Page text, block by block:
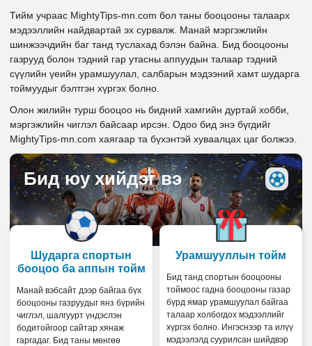
Тийм учраас MightyTips-mn.com бол таны бооцооны талаарх
мэдээллийн найдвартай эх сурвалж. Манай мэргэжлийн
шинжээчдийн баг танд туслахад бэлэн байна. Бид бооцооны
газрууд болон тэдний гар утасны аппуудын талаар тэдний
сүүлийн үеийн урамшуулал, салбарын мэдээний хамт шударга
тоймуудыг бэлтгэн хүргэх болно.
Олон жилийн турш бооцоо нь бидний хамгийн дуртай хобби,
мэргэжлийн чиглэл байсаар ирсэн. Одоо бид энэ бүгдийг
MightyTips-mn.com хаягаар та бүхэнтэй хуваалцах цаг болжээ.
Бид юу хийдэг вэ
Шударга спортын
бооцоо ба аппын тойм
Манай вэбсайт дээр байгаа бүх
бооцооны газруудыг янз бүрийн
чиглэл, шалгуурт үндэслэн
бодитойгоор сайтар хянаж
гаргадаг. Бид таны мөнгөө
Урамшууллын тойм
Бид танд спортын бооцооны
тоймоос гадна бооцооны газар
бүрд ямар урамшуулал байгаа
талаар холбогдох мэдээллийг
хүргэх болно. Ингэснээр та илүү
мэдээлэлд суурилсан шийдвэр